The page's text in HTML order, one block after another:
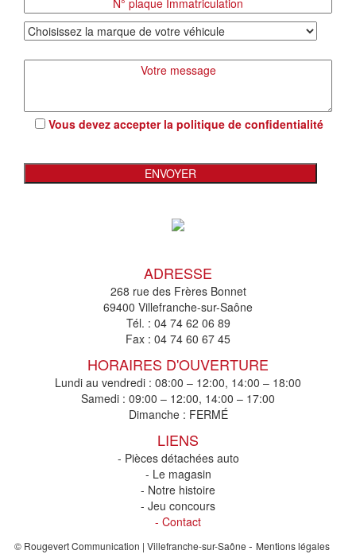
Vous devez accepter la politique de confidentialité
ADRESSE
268 rue des Frères Bonnet
69400 Villefranche-sur-Saône
Tél. : 04 74 62 06 89
Fax : 04 74 60 67 45
HORAIRES D'OUVERTURE
Lundi au vendredi : 08:00 – 12:00, 14:00 – 18:00
Samedi : 09:00 – 12:00, 14:00 – 17:00
Dimanche : FERMÉ
LIENS
- Pièces détachées auto
- Le magasin
- Notre histoire
- Jeu concours
- Contact
© Rougevert Communication | Villefranche-sur-Saône - Mentions légales